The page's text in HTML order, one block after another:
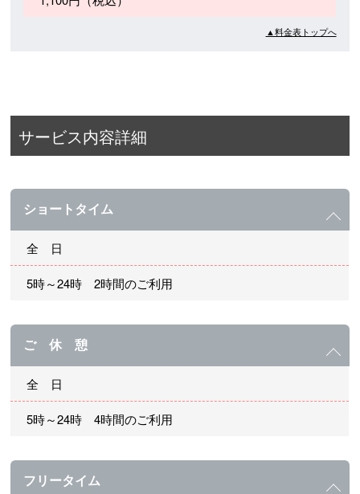
▲料金表トップへ
サービス内容詳細
ショートタイム
全 日
5時～24時 2時間のご利用
ご 休 憩
全 日
5時～24時 4時間のご利用
フリータイム